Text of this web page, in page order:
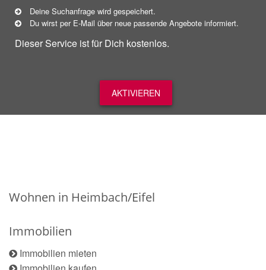
Deine Suchanfrage wird gespeichert.
Du wirst per E-Mail über neue passende Angebote informiert.
Dieser Service ist für Dich kostenlos.
AKTIVIEREN
Wohnen in Heimbach/Eifel
Immobilien
Immobilien mieten